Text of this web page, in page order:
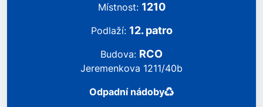
místnost: 1210
podlaží: 12.patro
Budova: RCO
Jeremenkova 1211/40b
Odpadní nádoby